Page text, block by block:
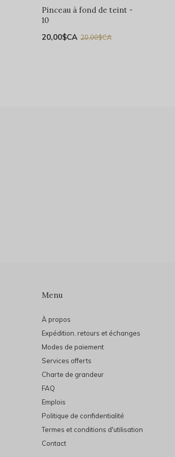
Pinceau à fond de teint -
10
20,00$CA 20,00$CA
Menu
À propos
Expédition, retours et échanges
Modes de paiement
Services offerts
Charte de grandeur
FAQ
Emplois
Politique de confidentialité
Termes et conditions d'utilisation
Contact